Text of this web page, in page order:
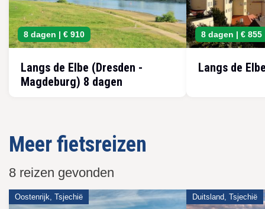
8 dagen | € 910
Langs de Elbe (Dresden -
Magdeburg) 8 dagen
8 dagen | € 855
Langs de
Meer fietsreizen
8 reizen gevonden
Oostenrijk, Tsjechië Duitsland, Tsjechië